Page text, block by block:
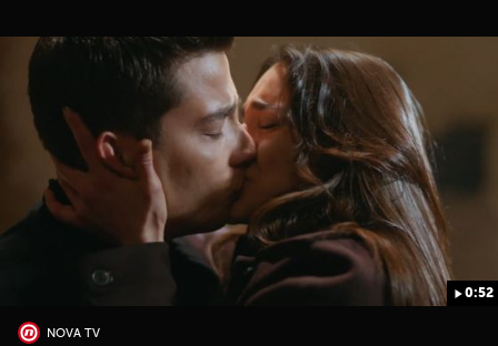
0:52
NOVA TV